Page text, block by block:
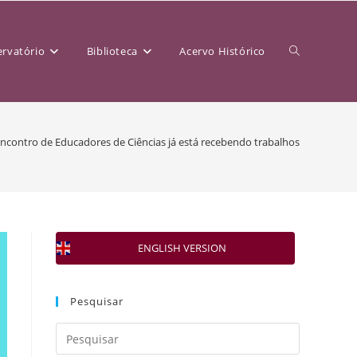
Biblioteca Acervo Histórico
de Educadores de Ciências já está recebendo trabalhos
ENGLISH VERSION
Pesquisar